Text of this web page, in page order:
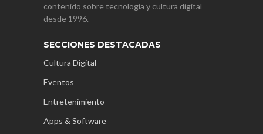
contenido sobre tecnología y cultura digital
desde 1996.
SECCIONES DESTACADAS
Cultura Digital
Eventos
Entretenimiento
Apps & Software